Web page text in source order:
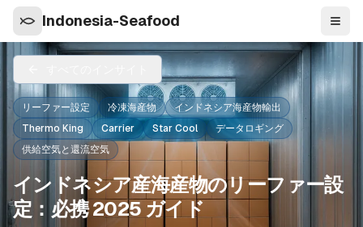
Indonesia-Seafood ナビ
リーファー設定 冷凍海産物
インドネシア海産物輸出
Thermo King
Carrier Star Cool
データロギング
供給空気と還流空気
インドネシア産海産物のリーファー設
定：必携 2025 ガイド